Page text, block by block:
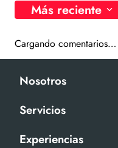
Más reciente
Cargando comentarios…
Nosotros
Servicios
Experiencias